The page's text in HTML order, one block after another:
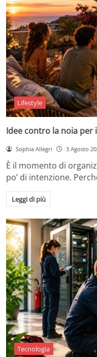
Lifestyle
Idee contro la noia per
Sophia Allegri 3 Agosto
È il momento di
po’ di intenzione.
Leggi di più
Tecnologia